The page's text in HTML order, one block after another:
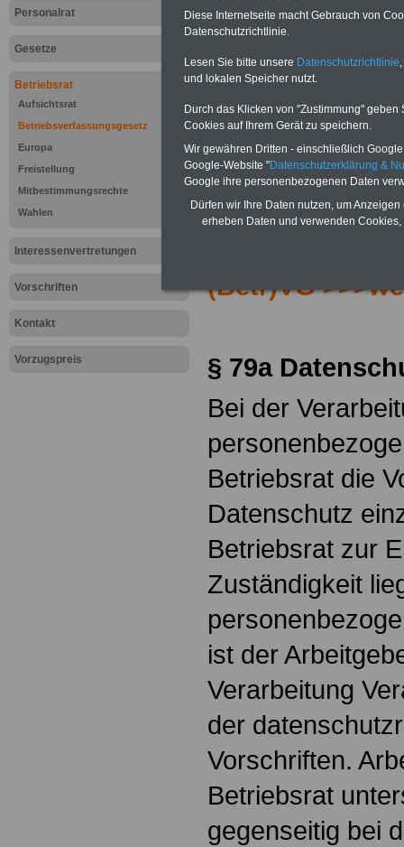
Personalrat
Gesetze
Betriebsrat
Aufsichtsrat
Betriebsverfassungsgesetz
Europa
Freistellung
Mitbestimmungsrechte
Wahlen
Interessenvertretungen
Vorschriften
Kontakt
Vorzugspreis
Zur Übersicht
(Betr)VG
§ 79a
Bei der
Betriebsrat die
Datenschutz
Betriebsrat zur
Zuständigkeit
ist der
Verarbeitung
der
Vorschriften.
Betriebsrat
gegenseitig bei
Diese Internetseite macht Gebrauch von
Datenschutzrichtlinie.
Lesen Sie bitte unsere Datenschutzrichtlinie
und lokalen Speicher nutzt.
Durch das Klicken von "Zustimmung"
Cookies auf Ihrem Gerät zu speichern.
Wir gewähren Dritten - einschließlich
Google-Website "Datenschutzerklärung &
Google ihre personenbezogenen Daten
Dürfen wir Ihre Daten nutzen, um
erheben Daten und verwenden